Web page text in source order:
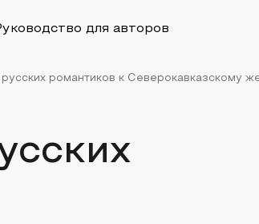
для авторов
русских романтиков к Северокавказскому